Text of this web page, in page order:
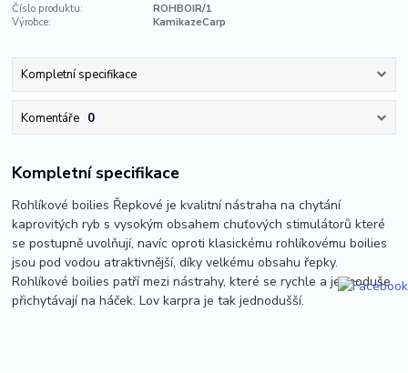
Číslo produktu:
ROHBOIR/1
Výrobce:
KamikazeCarp
Kompletní specifikace
Komentáře 0
Kompletní specifikace
Rohlíkové boilies Řepkové je kvalitní nástraha na chytání
kaprovitých ryb s vysokým obsahem chuťových stimulátorů které
se postupně uvolňují, navíc oproti klasickému rohlíkovému boilies
jsou pod vodou atraktivnější, díky velkému obsahu řepky.
Rohlíkové boilies patří mezi nástrahy, které se rychle a jednoduše
přichytávají na háček. Lov karpra je tak jednodušší.